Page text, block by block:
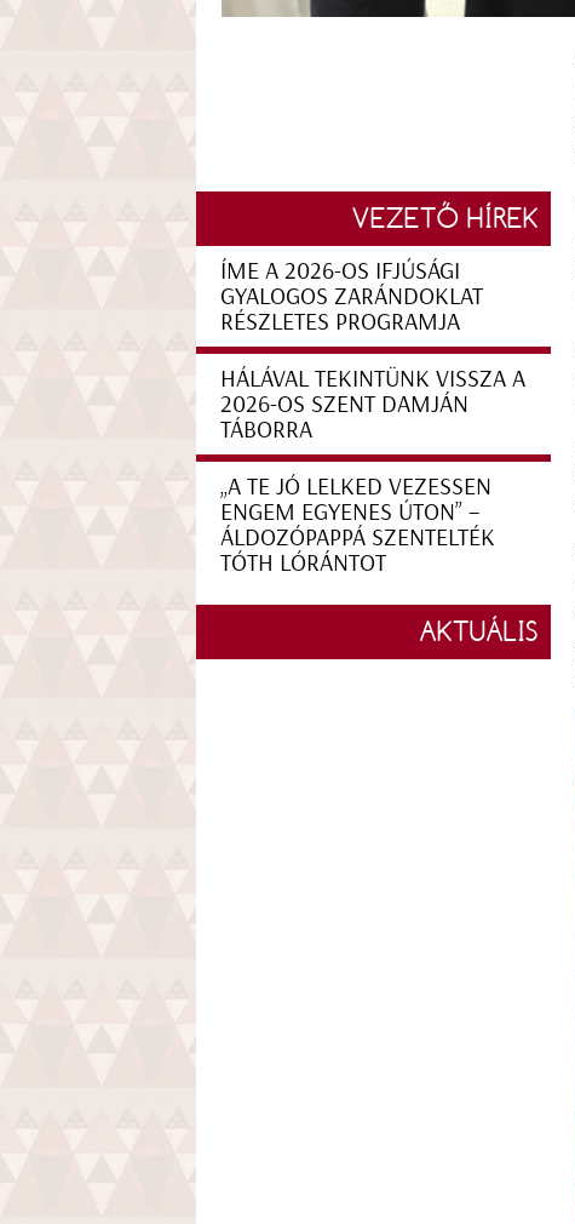
VEZETŐ HÍREK
ÍME A 2026-OS IFJÚSÁGI
GYALOGOS ZARÁNDOKLAT
RÉSZLETES PROGRAMJA
HÁLÁVAL TEKINTÜNK VISSZA A
2026-OS SZENT DAMJÁN
TÁBORRA
„A TE JÓ LELKED VEZESSEN
ENGEM EGYENES ÚTON” –
ÁLDOZÓPAPPÁ SZENTELTÉK
TÓTH LÓRÁNTOT
AKTUÁLIS